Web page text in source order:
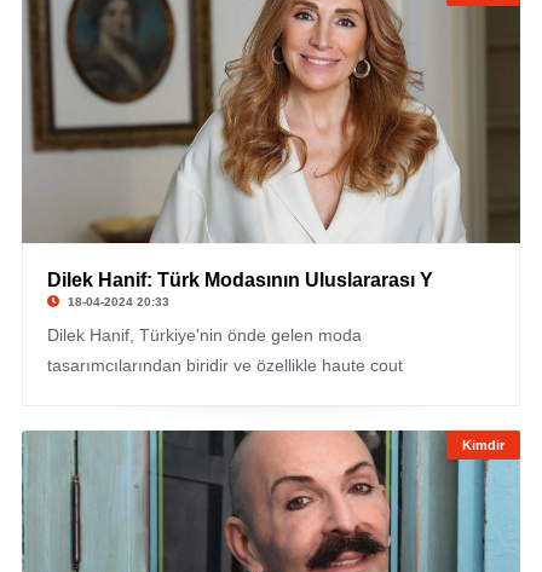
Dilek Hanif: Türk Modasının Uluslararası Y
18-04-2024 20:33
Dilek Hanif, Türkiye'nin önde gelen moda
tasarımcılarından biridir ve özellikle haute cout
Kimdir